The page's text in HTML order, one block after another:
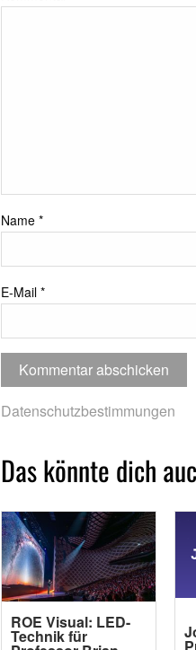
Name *
E-Mail *
Datenschutzbestimmungen
Das könnte dich
ROE Visual: LED-
Technik für